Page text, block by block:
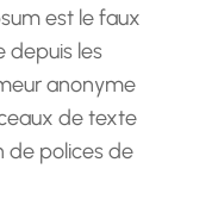
est le faux
depuis les
anonyme
de texte
de polices de